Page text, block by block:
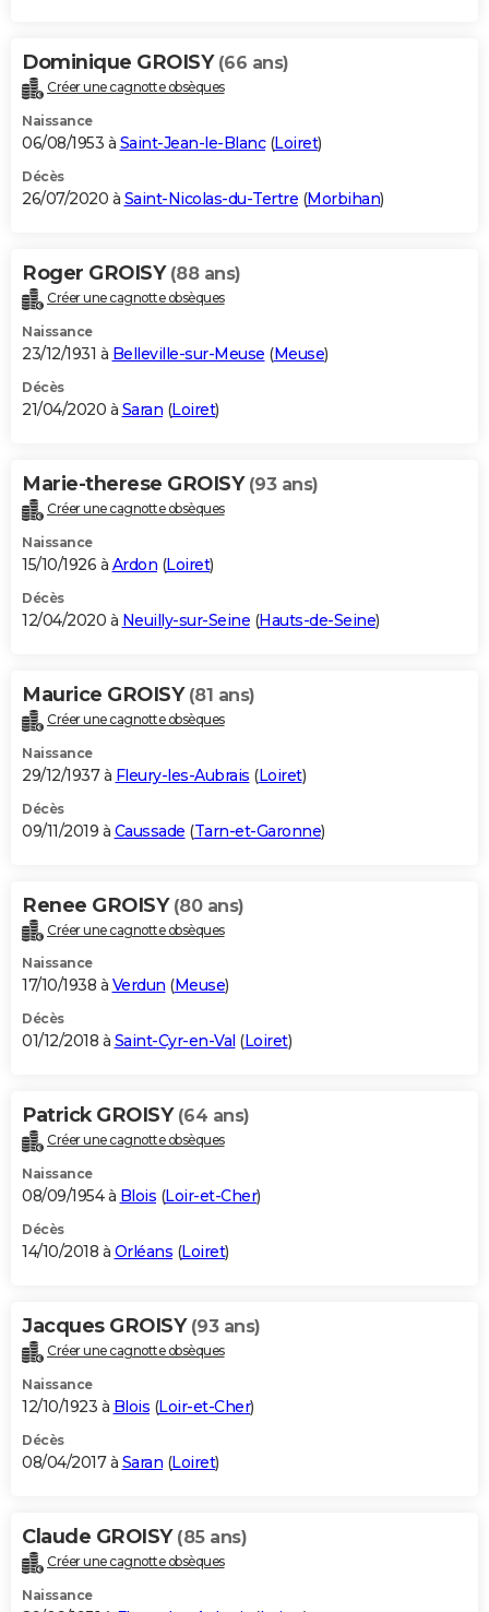
Dominique GROISY (66 ans)
Créer une cagnotte obsèques
Naissance
06/08/1953 à Saint-Jean-le-Blanc(Loiret)
Décès
26/07/2020 à Saint-Nicolas-du-Tertre (Morbihan)
Roger GROISY (88 ans)
Créer une cagnotte obsèques
Naissance
23/12/1931 à Belleville-sur-Meuse (Meuse)
Décès
21/04/2020 à Saran (Loiret)
Marie-therese GROISY (93 ans)
Créer une cagnotte obsèques
Naissance
15/10/1926 à Ardon (Loiret)
Décès
12/04/2020 à Neuilly-sur-Seine (Hauts-de-Seine)
Maurice GROISY (81 ans)
Créer une cagnotte obsèques
Naissance
29/12/1937 à Fleury-les-Aubrais (Loiret)
Décès
09/11/2019 à Caussade (Tarn-et-Garonne)
Renee GROISY (80 ans)
Créer une cagnotte obsèques
Naissance
17/10/1938 à Verdun (Meuse)
Décès
01/12/2018 à Saint-Cyr-en-Val (Loiret)
Patrick GROISY (64 ans)
Créer une cagnotte obsèques
Naissance
08/09/1954 à Blois (Loir-et-Cher)
Décès
14/10/2018 à Orléans (Loiret)
Jacques GROISY (93 ans)
Créer une cagnotte obsèques
Naissance
12/10/1923 à Blois (Loir-et-Cher)
Décès
08/04/2017 à Saran (Loiret)
Claude GROISY (85 ans)
Créer une cagnotte obsèques
Naissance